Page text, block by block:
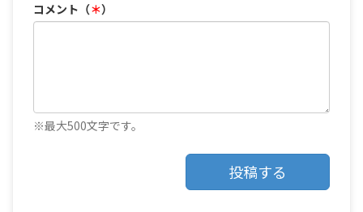
コメント（＊）
※最大500文字です。